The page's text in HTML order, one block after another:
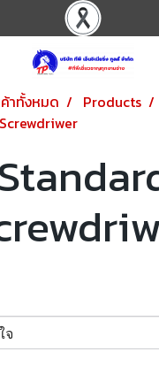
าทั้งหมด Products